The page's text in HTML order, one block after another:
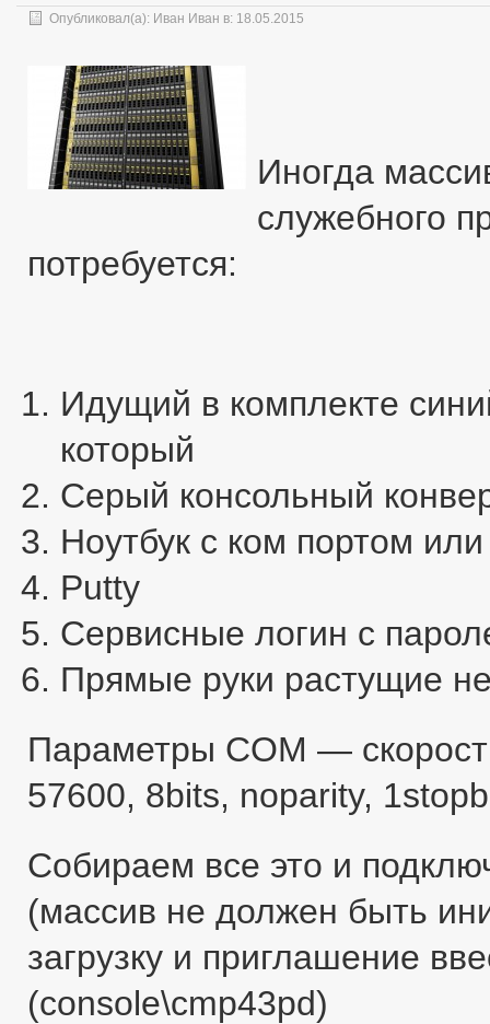
Опубликовал(а): Иван Иван в: 18.05.2015
Иногда
служебного
потребуется:
Идущий в комплекте
который
Серый консольный
Ноутбук с ком портом
Putty
Сервисные логин с
Прямые руки растущие
Параметры COM —
57600, 8bits, noparity,
Собираем все это и
(массив не должен быть
загрузку и приглашение
(console\cmp43pd)